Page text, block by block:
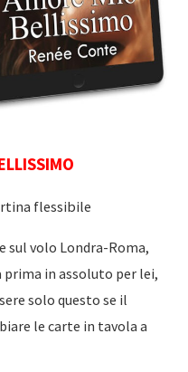
flessibile
sul volo Londra-Roma,
prima in assoluto per lei,
solo questo se il
le carte in tavola a